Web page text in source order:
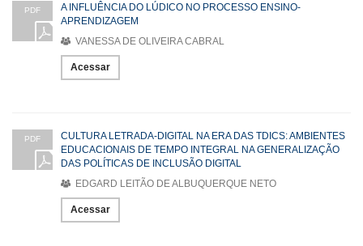
PDF
A INFLUÊNCIA DO LÚDICO NO PROCESSO ENSINO-
APRENDIZAGEM
VANESSA DE OLIVEIRA CABRAL
Acessar
PDF
CULTURA LETRADA-DIGITAL NA ERA DAS TDICS: AMBIENTES
EDUCACIONAIS DE TEMPO INTEGRAL NA GENERALIZAÇÃO
DAS POLÍTICAS DE INCLUSÃO DIGITAL
EDGARD LEITÃO DE ALBUQUERQUE NETO
Acessar